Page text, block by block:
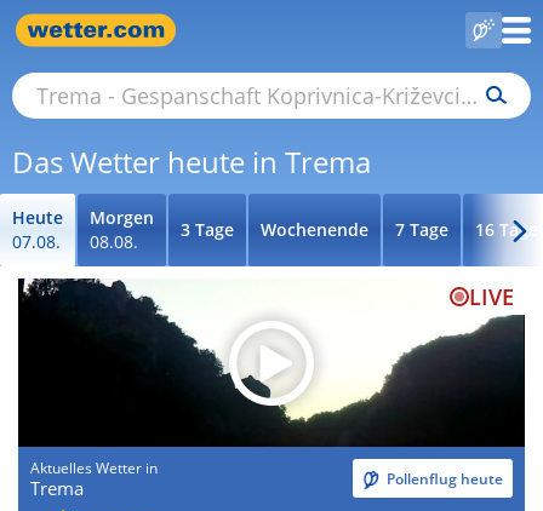
Das Wetter heute in Trema
Heute
07.08.
Morgen
08.08.
3 Tage Wochenende 7 Tage 16 Tage
LIVE
Aktuelles Wetter in
Trema Pollenflug heute